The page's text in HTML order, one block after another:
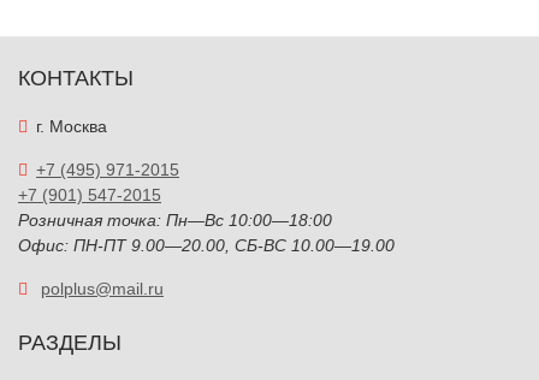
КОНТАКТЫ
г. Москва
+7 (495) 971-2015
+7 (901) 547-2015
Розничная точка: Пн—Вс 10:00—18:00
Офис: ПН-ПТ 9.00—20.00, СБ-ВС 10.00—19.00
polplus@mail.ru
РАЗДЕЛЫ